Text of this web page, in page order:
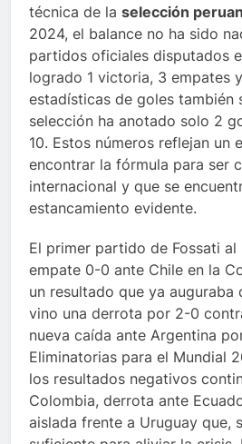
técnica de la selección
2024, el balance no ha sido
partidos oficiales disputados
logrado 1 victoria, 3 empates
estadísticas de goles también
selección ha anotado solo 2
10. Estos números reflejan un
encontrar la fórmula para ser
internacional y que se
estancamiento evidente.
El primer partido de Fossati al
empate 0-0 ante Chile en la
un resultado que ya auguraba
vino una derrota por 2-0
nueva caída ante Argentina
Eliminatorias para el Mundial
los resultados negativos
Colombia, derrota ante
aislada frente a Uruguay que,